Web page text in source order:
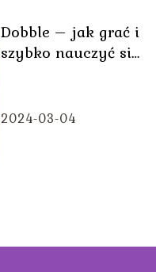
Dobble – jak grać i
szybko nauczyć się
2024-03-04